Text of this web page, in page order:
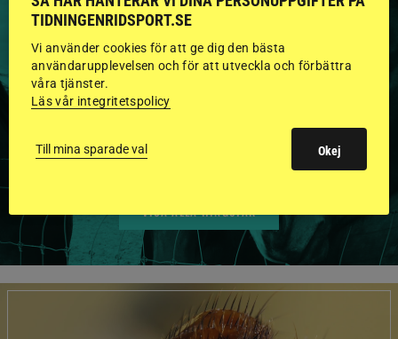
HINGSTAR ONLINE
GODKÄNDA HINGSTAR I
FLERA KATEGORIER MED
BILDER OCH FAKTA
VISA ALLA HINGSTAR
TIDNINGENRIDSPORT.SE
Vi använder cookies för att ge dig den bästa
användarupplevelsen och för att utveckla och förbättra
våra tjänster.
Läs vår integritetspolicy
Till mina sparade val Okej